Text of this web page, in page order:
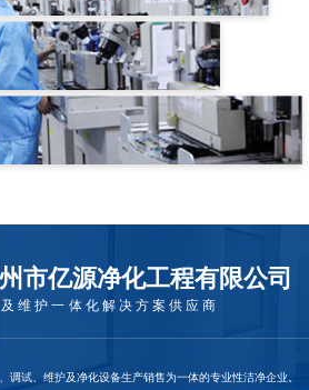
市亿源净化工程有限公司
维护一体化解决方案供应商
调试、维护及净化设备生产销售为一体的专业性洁净企业。